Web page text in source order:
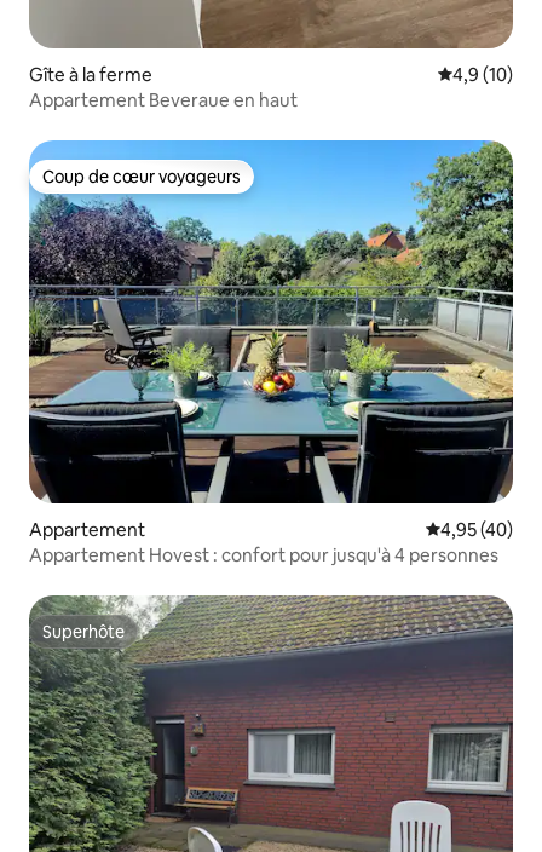
Gîte à la ferme Évaluation
4,9 (10)
Appartement Beveraue en haut
Coup de cœur voyageurs
Coup de cœur voyageurs
Appartement Évaluation
4,95 (40)
Appartement Hovest : confort pour jusqu'à 4 personnes
Superhôte
Superhôte